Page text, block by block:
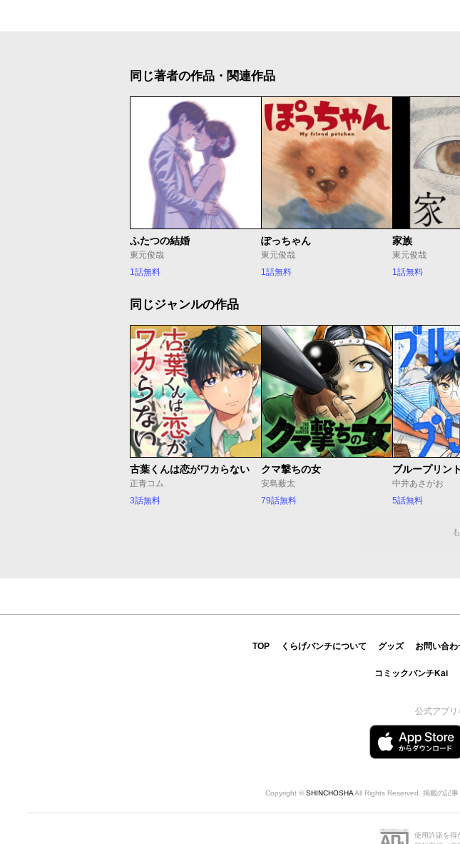
同じ著者の作品・関連作品
ふたつの結婚
東元俊哉
1話無料
ぽっちゃん
東元俊哉
1話無料
家族
東元俊哉
1話無料
同じジャンルの作品
古葉くんは恋がワカらない
正青コム
3話無料
クマ撃ちの女
安島薮太
79話無料
ブループリント
中井あさがお
5話無料
TOP くらげバンチについて グッズ お問い合わ
コミックバンチKai
公式アプリ
Copyright © SHINCHOSHAAll Rights Reserved. 掲載の記事
使用許諾を得